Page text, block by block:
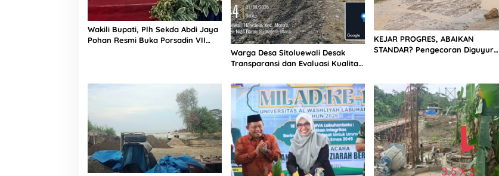
Wakili Bupati, Plh Sekda Abdi Jaya
Pohan Resmi Buka Porsadin VII
Warga Desa Sitoluewali Desak
Transparansi dan Evaluasi Kualitas
Informasi
KEJAR PROGRES, ABAIKAN
STANDAR? Pengecoran Diguyur
dan PPK Bungkam